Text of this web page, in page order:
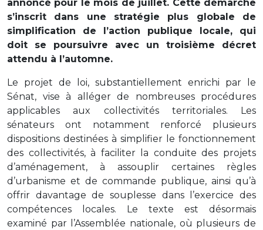
annoncé pour le mois de juillet. Cette démarche
s’inscrit dans une stratégie plus globale de
simplification de l’action publique locale, qui
doit se poursuivre avec un troisième décret
attendu à l’automne.
Le projet de loi, substantiellement enrichi par le
Sénat, vise à alléger de nombreuses procédures
applicables aux collectivités territoriales. Les
sénateurs ont notamment renforcé plusieurs
dispositions destinées à simplifier le fonctionnement
des collectivités, à faciliter la conduite des projets
d’aménagement, à assouplir certaines règles
d’urbanisme et de commande publique, ainsi qu’à
offrir davantage de souplesse dans l’exercice des
compétences locales. Le texte est désormais
examiné par l’Assemblée nationale, où plusieurs de